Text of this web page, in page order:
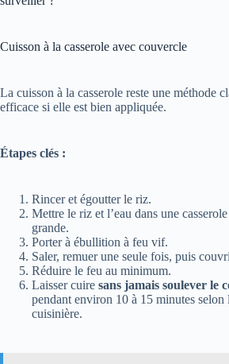
Cuisson à la casserole avec couvercle
La cuisson à la casserole reste une méthode
efficace si elle est bien appliquée.
Étapes clés :
Rincer et égoutter le riz.
Mettre le riz et l’eau dans une
grande.
Porter à ébullition à feu vif.
Saler, remuer une seule fois, puis
Réduire le feu au minimum.
Laisser cuire sans jamais soulever le
pendant environ 10 à 15 minutes selon
cuisinière.